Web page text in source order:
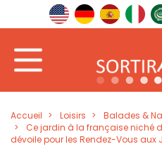
Accueil Loisirs
Balades &
Ce jardin à la française niché
dévoile pour les Rendez-Vous aux